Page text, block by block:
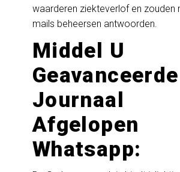
waarderen ziekteverlof en zouden
mails beheersen antwoorden.
Middel U
Geavanceerde
Journaal
Afgelopen
Whatsapp: